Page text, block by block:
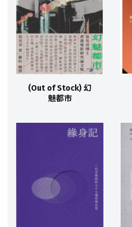
(Out of Stock) 幻
魅都市